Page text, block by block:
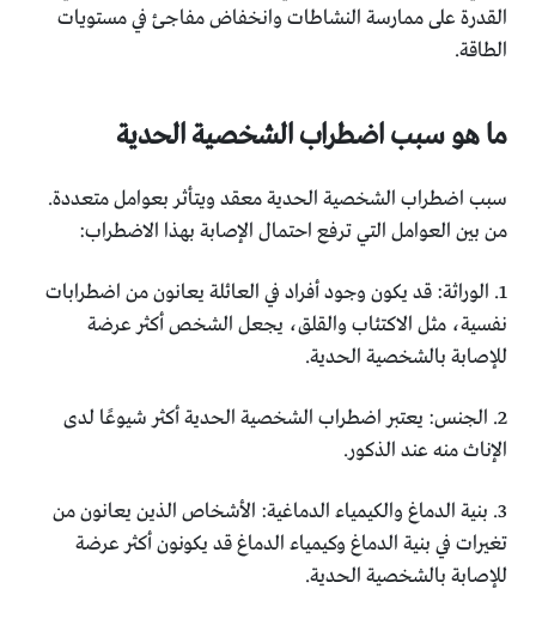
القدرة على ممارسة النشاطات وانخفاض مفاجئ في مستويات
الطاقة.
ما هو سبب اضطراب الشخصية الحدية
سبب اضطراب الشخصية الحدية معقد ويتأثر بعوامل متعددة.
من بين العوامل التي ترفع احتمال الإصابة بهذا الاضطراب:
1. الوراثة: قد يكون وجود أفراد في العائلة يعانون من اضطرابات
نفسية، مثل الاكتئاب والقلق، يجعل الشخص أكثر عرضة
للإصابة بالشخصية الحدية.
2. الجنس: يعتبر اضطراب الشخصية الحدية أكثر شيوعًا لدى
الإناث منه عند الذكور.
3. بنية الدماغ والكيمياء الدماغية: الأشخاص الذين يعانون من
تغيرات في بنية الدماغ وكيمياء الدماغ قد يكونون أكثر عرضة
للإصابة بالشخصية الحدية.